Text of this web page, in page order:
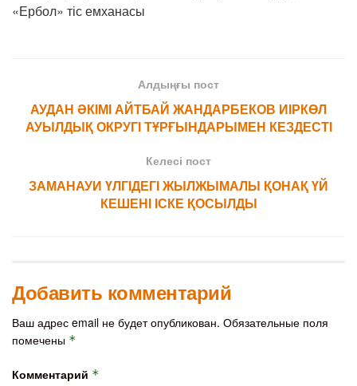
«Ербол» тіс емханасы
Алдыңғы пост
АУДАН ӘКІМІ АЙТБАЙ ЖАНДАРБЕКОВ ИІРКӨЛ
АУЫЛДЫҚ ОКРУГІ ТҰРҒЫНДАРЫМЕН КЕЗДЕСТІ
Келесі пост
ЗАМАНАУИ ҮЛГІДЕГІ ЖЫЛЖЫМАЛЫ ҚОНАҚ ҮЙ
КЕШЕНІ ІСКЕ ҚОСЫЛДЫ
Добавить комментарий
Ваш адрес email не будет опубликован. Обязательные поля
помечены *
Комментарий *